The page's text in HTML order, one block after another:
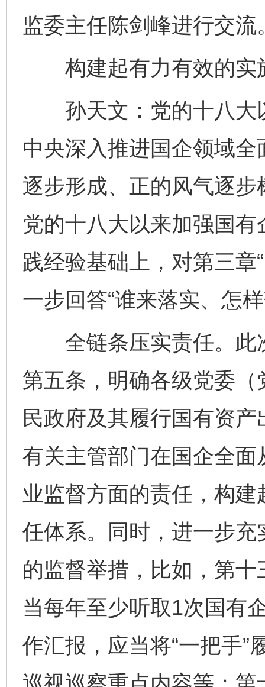
监委主任陈剑峰进行交流
构建起有力有效的实
孙天文：党的十八大
中央深入推进国企领域
逐步形成、正的风气逐
党的十八大以来加强国
践经验基础上，对第三章
一步回答“谁来落实、怎
全链条压实责任。此
第五条，明确各级党委
民政府及其履行国有资
有关主管部门在国企全
业监督方面的责任，构
任体系。同时，进一步
的监督举措，比如，第
当每年至少听取1次国有
作汇报，应当将“一把手”